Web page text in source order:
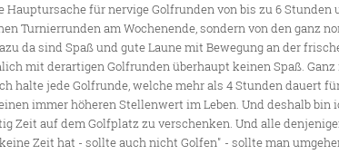
Hauptursache für nervige Golfrunden von bis zu 6 Stunden
Turnierrunden am Wochenende, sondern von den ganz
da sind Spaß und gute Laune mit Bewegung an der
mit derartigen Golfrunden überhaupt keinen Spaß.
halte jede Golfrunde, welche mehr als 4 Stunden dauert
immer höheren Stellenwert im Leben. Und deshalb
Zeit auf dem Golfplatz zu verschenken. Und alle
Zeit hat - sollte auch nicht Golfen" - sollte man